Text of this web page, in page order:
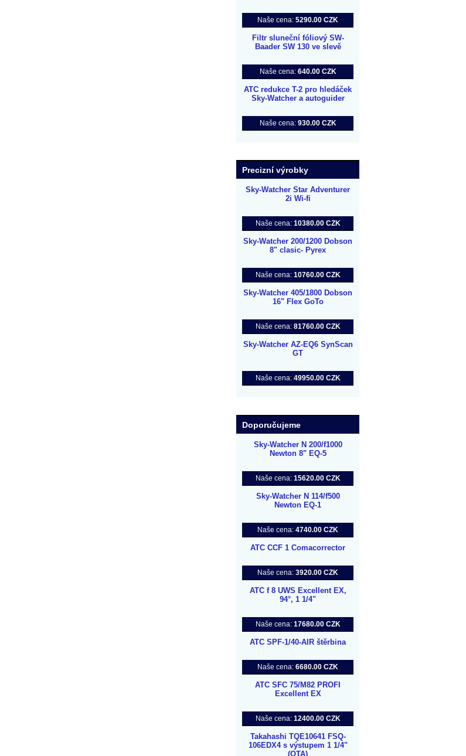
Naše cena: 5290.00 CZK
Filtr sluneční fóliový SW-
Baader SW 130 ve slevě
Naše cena: 640.00 CZK
ATC redukce T-2 pro hledáček
Sky-Watcher a autoguider
Naše cena: 930.00 CZK
Precizní výrobky
Sky-Watcher Star Adventurer
2i Wi-fi
Naše cena: 10380.00 CZK
Sky-Watcher 200/1200 Dobson
8" clasic- Pyrex
Naše cena: 10760.00 CZK
Sky-Watcher 405/1800 Dobson
16" Flex GoTo
Naše cena: 81760.00 CZK
Sky-Watcher AZ-EQ6 SynScan
GT
Naše cena: 49950.00 CZK
Doporučujeme
Sky-Watcher N 200/f1000
Newton 8" EQ-5
Naše cena: 15620.00 CZK
Sky-Watcher N 114/f500
Newton EQ-1
Naše cena: 4740.00 CZK
ATC CCF 1 Comacorrector
Naše cena: 3920.00 CZK
ATC f 8 UWS Excellent EX,
94°, 1 1/4"
Naše cena: 17680.00 CZK
ATC SPF-1/40-AIR štěrbina
Naše cena: 6680.00 CZK
ATC SFC 75/M82 PROFI
Excellent EX
Naše cena: 12400.00 CZK
Takahashi TQE10641 FSQ-
106EDX4 s výstupem 1 1/4"
(OTA)